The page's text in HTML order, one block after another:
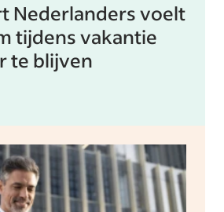
Nederlanders voelt
tijdens vakantie
te blijven